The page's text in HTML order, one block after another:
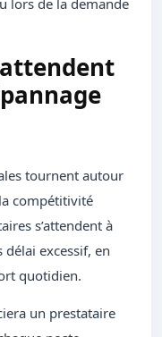
lors de la demande
tournent autour
compétitivité
s’attendent à
délai excessif, en
quotidien.
un prestataire